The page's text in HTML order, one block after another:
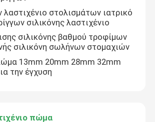
λαστιχένιο στολισμάτων ιατρικό
σιλικόνης λαστιχένιο
σιλικόνης βαθμού τροφίμων
σιλικόνη σωλήνων στομαχιών
13mm 20mm 28mm 32mm
την έγχυση
πώμα